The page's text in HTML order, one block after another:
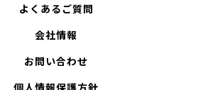
よくあるご質問
会社情報
お問い合わせ
個人情報保護方針